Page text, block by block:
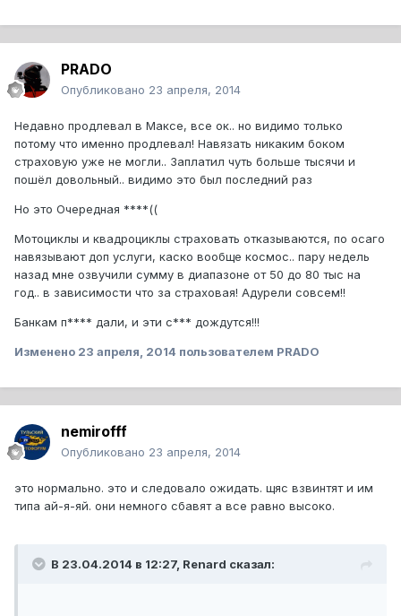
PRADO
Опубликовано 23 апреля, 2014
Недавно продлевал в Максе, все ок.. но видимо только
потому что именно продлевал! Навязать никаким боком
страховую уже не могли.. Заплатил чуть больше тысячи и
пошёл довольный.. видимо это был последний раз
Но это Очередная ****((
Мотоциклы и квадроциклы страховать отказываются, по осаго
навязывают доп услуги, каско вообще космос.. пару недель
назад мне озвучили сумму в диапазоне от 50 до 80 тыс на
год.. в зависимости что за страховая! Адурели совсем!!
Банкам п**** дали, и эти с*** дождутся!!!
Изменено 23 апреля, 2014 пользователем PRADO
nemirofff
Опубликовано 23 апреля, 2014
это нормально. это и следовало ожидать. щяс взвинтят и им
типа ай-я-яй. они немного сбавят а все равно высоко.
В 23.04.2014 в 12:27, Renard сказал: